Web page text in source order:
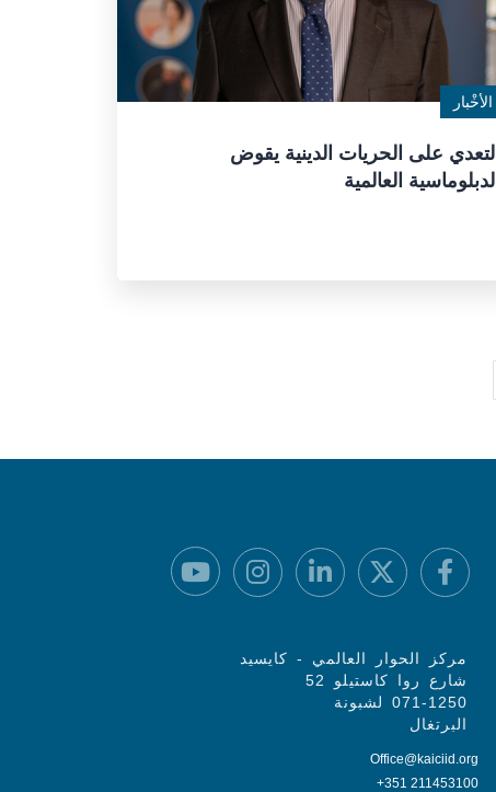
الأخْبار
التعدي على الحريات الدينية يقوض
الدبلوماسية العالمية
مركز الحوار العالمي - كايسيد
شارع روا كاستيلو 52
071-1250 لشبونة
البرتغال
Office@kaiciid.org
+351 211453100